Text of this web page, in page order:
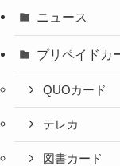
ニュース
プリペイドカ
QUOカード
テレカ
図書カード